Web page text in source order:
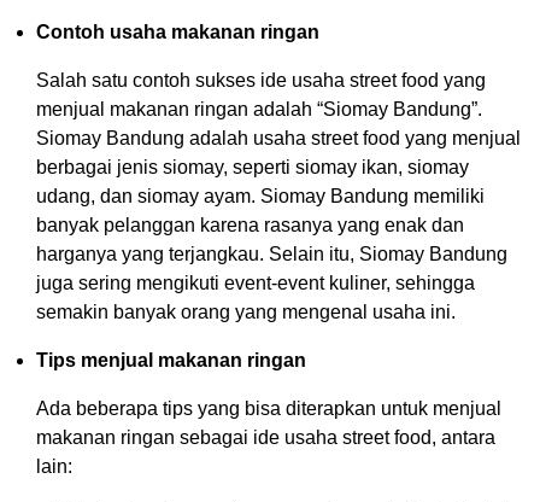
Contoh usaha makanan ringan
Salah satu contoh sukses ide usaha street food yang
menjual makanan ringan adalah “Siomay Bandung”.
Siomay Bandung adalah usaha street food yang menjual
berbagai jenis siomay, seperti siomay ikan, siomay
udang, dan siomay ayam. Siomay Bandung memiliki
banyak pelanggan karena rasanya yang enak dan
harganya yang terjangkau. Selain itu, Siomay Bandung
juga sering mengikuti event-event kuliner, sehingga
semakin banyak orang yang mengenal usaha ini.
Tips menjual makanan ringan
Ada beberapa tips yang bisa diterapkan untuk menjual
makanan ringan sebagai ide usaha street food, antara
lain: